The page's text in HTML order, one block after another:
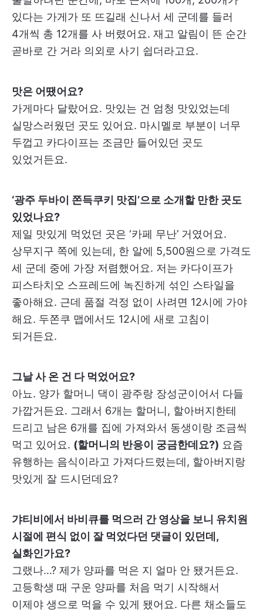
있다는 가게가 또 뜨길래 신나서 세 군데를 들러
4개씩 총 12개를 사 버렸어요. 재고 알림이 뜬 순간
곧바로 간 거라 의외로 사기 쉽더라고요.
맛은 어땠어요?
가게마다 달랐어요. 맛있는 건 엄청 맛있었는데
실망스러웠던 곳도 있어요. 마시멜로 부분이 너무
두껍고 카다이프는 조금만 들어있던 곳도
있었거든요.
‘광주 두바이 쫀득쿠키 맛집’으로 소개할 만한 곳도
있었나요?
제일 맛있게 먹었던 곳은 ‘카페 무난’ 거였어요.
상무지구 쪽에 있는데, 한 알에 5,500원으로 가격도
세 군데 중에 가장 저렴했어요. 저는 카다이프가
피스타치오 스프레드에 녹진하게 섞인 스타일을
좋아해요. 근데 품절 걱정 없이 사려면 12시에 가야
해요. 두쫀쿠 맵에서도 12시에 새로 고침이
되거든요.
그날 사 온 건 다 먹었어요?
아뇨. 양가 할머니 댁이 광주랑 장성군이어서 다들
가깝거든요. 그래서 6개는 할머니, 할아버지한테
드리고 남은 6개를 집에 가져와서 동생이랑 조금씩
먹고 있어요. (할머니의 반응이 궁금한데요?) 요즘
유행하는 음식이라고 가져다드렸는데, 할아버지랑
맛있게 잘 드시던데요?
갸티비에서 바비큐를 먹으러 간 영상을 보니 유치원
시절에 편식 없이 잘 먹었다던 댓글이 있던데,
실화인가요?
그랬나…? 제가 양파를 먹은 지 얼마 안 됐거든요.
고등학생 때 구운 양파를 처음 먹기 시작해서
이제야 생으로 먹을 수 있게 됐어요. 다른 채소들도